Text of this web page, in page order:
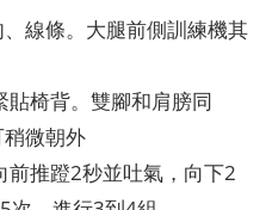
線條。大腿前側訓練機其
椅背。雙腳和肩膀同
微朝外
推蹬2秒並吐氣，向下2